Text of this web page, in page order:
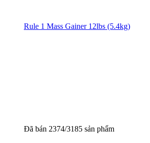
Rule 1 Mass Gainer 12lbs (5.4kg)
Đã bán 2374/3185 sản phẩm